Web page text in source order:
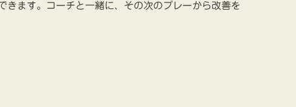
ます。コーチと一緒に、その次のプレーから改善を